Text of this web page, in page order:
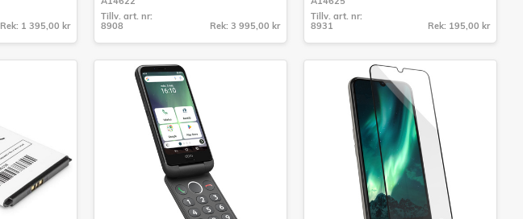
Rek: 1 395,00 kr
8908
Tillv. art. nr:
8908
Rek: 3 995,00 kr
8931
Tillv. art. nr:
8931
Rek: 195,00 kr